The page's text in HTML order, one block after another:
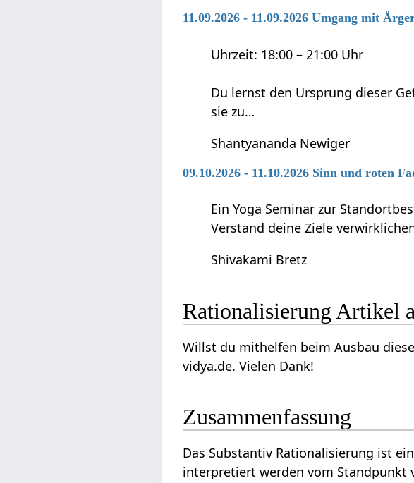
11.09.2026 - 11.09.2026 Umgang mit
Uhrzeit: 18:00 – 21:00 Uhr
Du lernst den Ursprung dieser
sie zu…
Shantyananda Newiger
09.10.2026 - 11.10.2026 Sinn und roten
Ein Yoga Seminar zur
Verstand deine Ziele
Shivakami Bretz
Willst du mithelfen beim Ausbau dieses Artikels zu
vidya.de. Vielen Dank!
Zusammenfassung
Das Substantiv Rationalisierung‏‎ ist ein Begriff, der in Zusammenhang steht mit Wirtschaft und Produkte und kann
interpretiert werden vom Standpunkt